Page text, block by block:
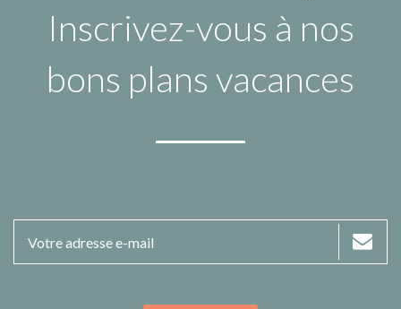
Inscrivez-vous à nos
bons plans vacances